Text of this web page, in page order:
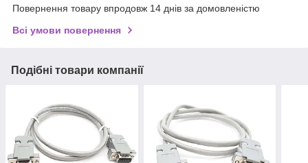
Повернення товару впродовж 14 днів за домовленістю
Всі умови повернення
Подібні товари компанії